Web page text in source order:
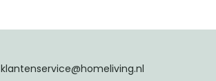
klantenservice@homeliving.nl